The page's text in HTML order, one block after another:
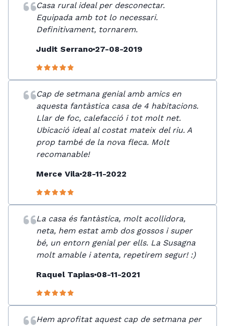
Casa rural ideal per desconectar.
Equipada amb tot lo necessari.
Definitivament, tornarem.
Judit Serrano 27-08-2019
Cap de setmana genial amb amics en
aquesta fantàstica casa de 4 habitacions.
Llar de foc, calefacció i tot molt net.
Ubicació ideal al costat mateix del riu. A
prop també de la nova fleca. Molt
recomanable!
Merce Vila 28-11-2022
La casa és fantàstica, molt acollidora,
neta, hem estat amb dos gossos i super
bé, un entorn genial per ells. La Susagna
molt amable i atenta, repetirem segur! :)
Raquel Tapias 08-11-2021
Hem aprofitat aquest cap de setmana per